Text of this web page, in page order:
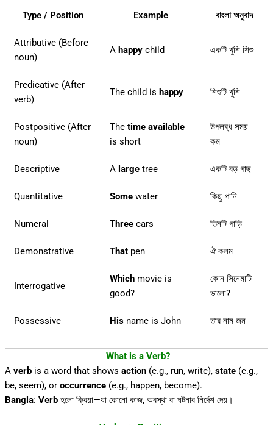
Type / Position
Example বাংলা অনুবাদ
Attributive (Before
noun)
A happy child একটি খুশি শিশু
Predicative (After
verb)
The child is happy শিশুটি খুশি
Postpositive (After
noun)
Thetime available
is short
উপলব্ধ সময়
কম
Descriptive A large tree একটি বড় গাছ
Quantitative Some water কিছু পানি
Numeral Three cars তিনটি গাড়ি
Demonstrative That pen ঐ কলম
Interrogative
Which movie is
good?
কোন সিনেমাটি
ভালো?
Possessive His name is John তার নাম জন
What is a Verb?
A verbis a word that shows action(e.g., run, write), state(e.g.,
be, seem), or occurrence(e.g., happen, become).
Bangla: Verbহলো ক্রিয়া—যা কোনো কাজ, অবস্থা বা ঘটনার নির্দেশ দেয়।